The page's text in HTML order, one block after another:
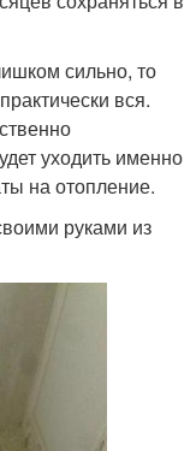
сильно, то
вся.
уходить именно
на отопление.
руками из